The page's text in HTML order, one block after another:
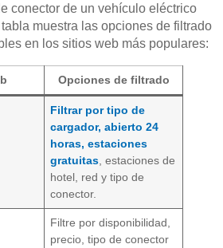
conector de un vehículo eléctrico
muestra las opciones de filtrado
en los sitios web más populares:
Opciones de filtrado
Filtrar por tipo de
cargador, abierto 24
horas, estaciones
gratuitas , estaciones de
hotel, red y tipo de
conector.
Filtre por disponibilidad,
precio, tipo de conector